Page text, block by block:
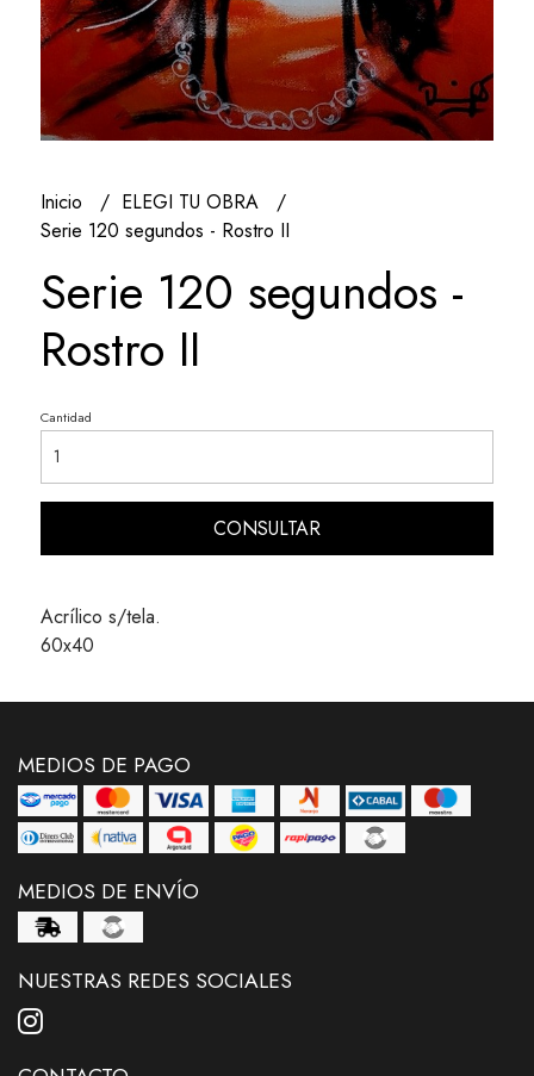
Inicio
ELEGI TU OBRA
Serie 120 segundos - Rostro II
Serie 120 segundos -
Rostro II
Cantidad
CONSULTAR
Acrílico s/tela.
60x40
MEDIOS DE PAGO
MEDIOS DE ENVÍO
NUESTRAS REDES SOCIALES